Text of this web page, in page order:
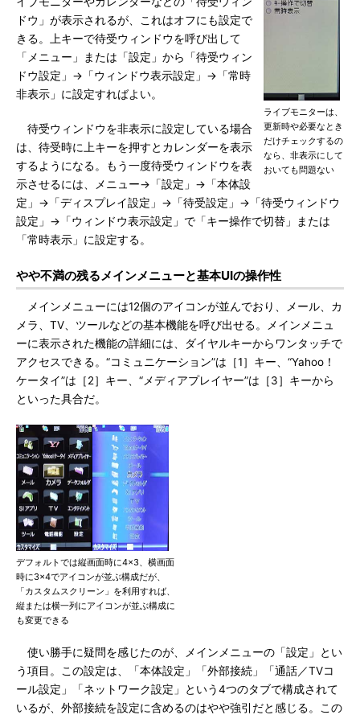
ライブモニターは、
更新時や必要なとき
だけチェックするの
なら、非表示にして
おいても問題ない
ドウ」が表示されるが、これはオフにも設定で
きる。上キーで待受ウィンドウを呼び出して
「メニュー」または「設定」から「待受ウィン
ドウ設定」→「ウィンドウ表示設定」→「常時
非表示」に設定すればよい。
待受ウィンドウを非表示に設定している場合
は、待受時に上キーを押すとカレンダーを表示
するようになる。もう一度待受ウィンドウを表
示させるには、メニュー→「設定」→「本体設
定」→「ディスプレイ設定」→「待受設定」→「待受ウィンドウ
設定」→「ウィンドウ表示設定」で「キー操作で切替」または
「常時表示」に設定する。
やや不満の残るメインメニューと基本UIの操作性
メインメニューには12個のアイコンが並んでおり、メール、カ
メラ、TV、ツールなどの基本機能を呼び出せる。メインメニュ
ーに表示された機能の詳細には、ダイヤルキーからワンタッチで
アクセスできる。“コミュニケーション”は［1］キー、“Yahoo！
ケータイ”は［2］キー、“メディアプレイヤー”は［3］キーから
といった具合だ。
デフォルトでは縦画面時に4×3、横画面
時に3×4でアイコンが並ぶ構成だが、
「カスタムスクリーン」を利用すれば、
縦または横一列にアイコンが並ぶ構成に
も変更できる
使い勝手に疑問を感じたのが、メインメニューの「設定」とい
う項目。この設定は、「本体設定」「外部接続」「通話／TVコ
ール設定」「ネットワーク設定」という4つのタブで構成されて
いるが、外部接続を設定に含めるのはやや強引だと感じる。この